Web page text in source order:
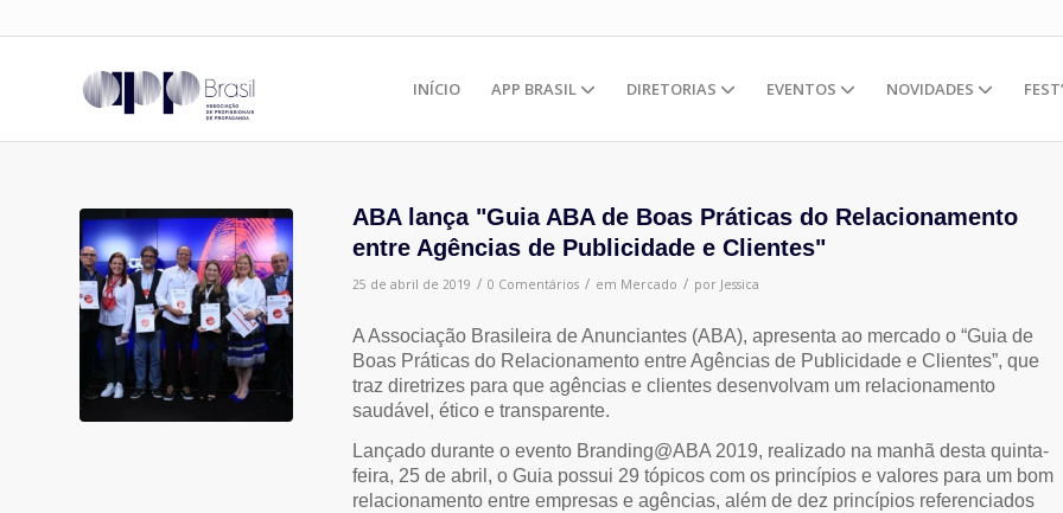
INÍCIO APP BRASIL DIRETORIAS EVENTOS NOVIDADES
ABA lança "Guia ABA de Boas Práticas do Relacionamento
entre Agências de Publicidade e Clientes"
25 de abril de 2019 / 0 Comentários / em Mercado / por Jessica
A Associação Brasileira de Anunciantes (ABA), apresenta ao mercado o “Guia de
Boas Práticas do Relacionamento entre Agências de Publicidade e Clientes”, que
traz diretrizes para que agências e clientes desenvolvam um relacionamento
saudável, ético e transparente.
Lançado durante o evento Branding@ABA 2019, realizado na manhã desta quinta-
feira, 25 de abril, o Guia possui 29 tópicos com os princípios e valores para um bom
relacionamento entre empresas e agências, além de dez princípios referenciados